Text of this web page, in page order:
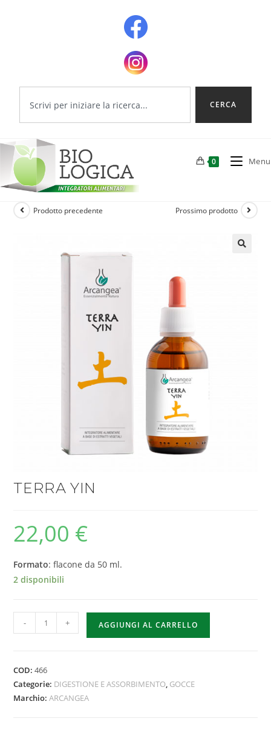
CERCA
0 Menu
Prodotto precedente Prossimo prodotto
TERRA YIN
22,00 €
Formato: flacone da 50 ml.
2 disponibili
- + AGGIUNGI AL CARRELLO
COD:466
Categorie: DIGESTIONE E ASSORBIMENTO, GOCCE
Marchio:ARCANGEA